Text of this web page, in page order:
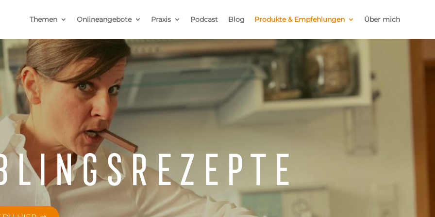
Themen Onlineangebote Praxis Podcast Blog Produkte & Empfehlungen Über mich